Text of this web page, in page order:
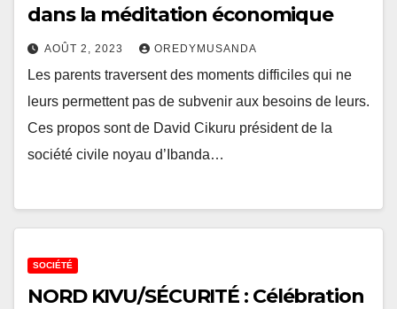
dans la méditation économique
AOÛT 2, 2023 OREDYMUSANDA
Les parents traversent des moments difficiles qui ne
leurs permettent pas de subvenir aux besoins de leurs.
Ces propos sont de David Cikuru président de la
société civile noyau d’Ibanda…
SOCIÉTÉ
NORD KIVU/SÉCURITÉ : Célébration